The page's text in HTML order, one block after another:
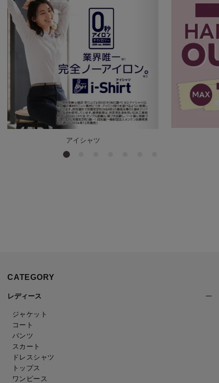
アイシャツ
CATEGORY
レディース
ジャケット
コート
パンツ
スカート
ドレスシャツ
トップス
ワンピース